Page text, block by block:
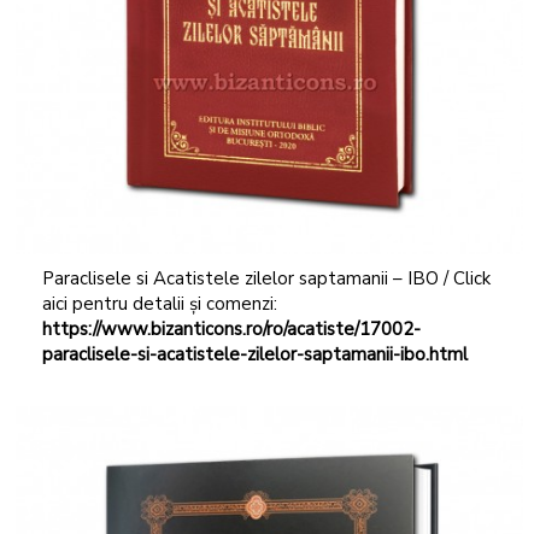
Paraclisele si Acatistele zilelor saptamanii – IBO / Click
aici pentru detalii și comenzi:
https://www.bizanticons.ro/ro/acatiste/17002-
paraclisele-si-acatistele-zilelor-saptamanii-ibo.html